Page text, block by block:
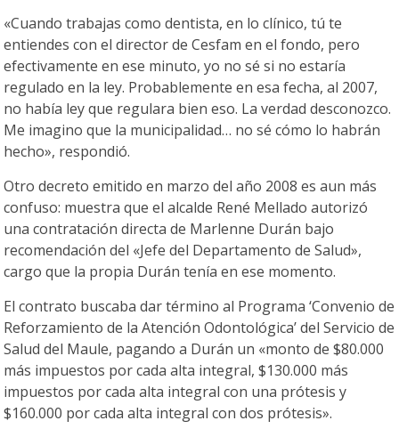
«Cuando trabajas como dentista, en lo clínico, tú te
entiendes con el director de Cesfam en el fondo, pero
efectivamente en ese minuto, yo no sé si no estaría
regulado en la ley. Probablemente en esa fecha, al 2007,
no había ley que regulara bien eso. La verdad desconozco.
Me imagino que la municipalidad… no sé cómo lo habrán
hecho», respondió.
Otro decreto emitido en marzo del año 2008 es aun más
confuso: muestra que el alcalde René Mellado autorizó
una contratación directa de Marlenne Durán bajo
recomendación del «Jefe del Departamento de Salud»,
cargo que la propia Durán tenía en ese momento.
El contrato buscaba dar término al Programa ‘Convenio de
Reforzamiento de la Atención Odontológica’ del Servicio de
Salud del Maule, pagando a Durán un «monto de $80.000
más impuestos por cada alta integral, $130.000 más
impuestos por cada alta integral con una prótesis y
$160.000 por cada alta integral con dos prótesis».